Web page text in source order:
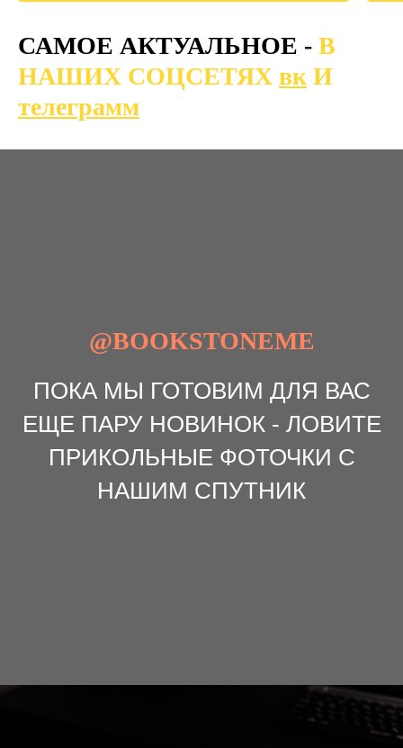
САМОЕ АКТУАЛЬНОЕ - В
НАШИХ СОЦСЕТЯХ вк И
телеграмм
@BOOKSTONEME
ПОКА МЫ ГОТОВИМ ДЛЯ ВАС
ЕЩЕ ПАРУ НОВИНОК - ЛОВИТЕ
ПРИКОЛЬНЫЕ ФОТОЧКИ С
НАШИМ СПУТНИК